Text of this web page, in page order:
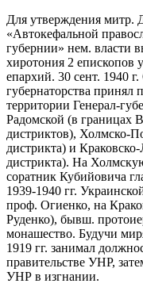
Для утверждения митр.
«Автокефальной
губернии» нем. власти
хиротония 2 епископов
епархий. 30 сент. 1940
губернаторства принял
территории Генерал-
Радомской (в границах
дистриктов), Холмско-
дистрикта) и
дистрикта). На
соратник Кубийовича
1939-1940 гг.
проф. Огиенко, на
Руденко), бывш.
монашество. Будучи
1919 гг. занимал
правительстве УНР,
УНР в изгнании.